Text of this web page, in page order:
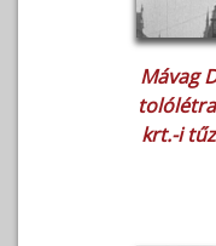
Mávag
tolólétra
krt.-i